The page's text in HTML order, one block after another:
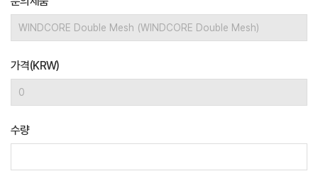
가격(KRW)
수량